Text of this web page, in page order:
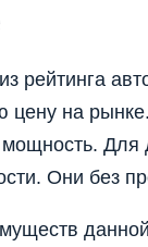
рейтинга
цену на
Для
Они без